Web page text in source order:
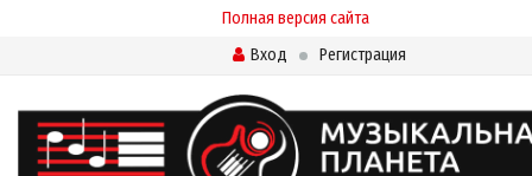
Полная версия сайта
Вход
Регистрация